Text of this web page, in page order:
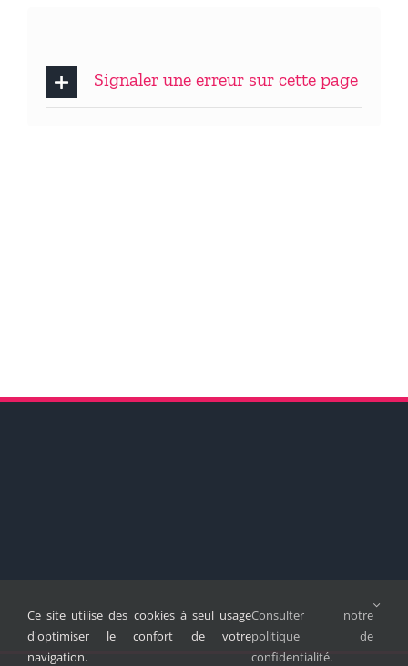
Signaler une erreur sur cette page
Ce site utilise des cookies à seul usage
d'optimiser le confort de votre
navigation.
Consulter notre
politique de
confidentialité.